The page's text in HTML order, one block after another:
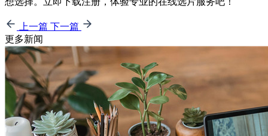
上一篇 下一篇
更多新闻